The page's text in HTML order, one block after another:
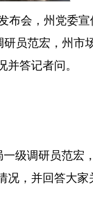
布会，州党委宣
员范宏，州市
答记者问。
一级调研员范宏
况，并回答大家